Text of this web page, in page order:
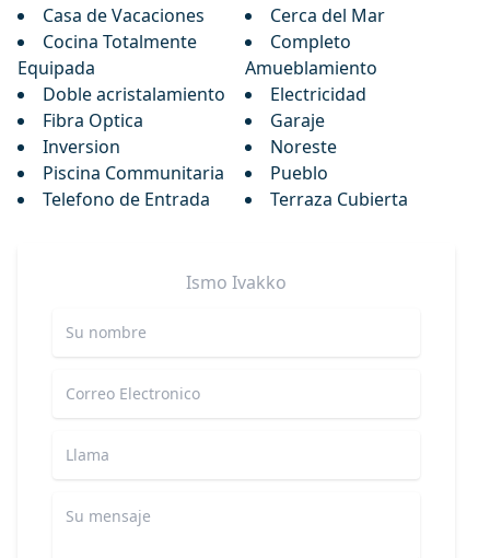
Casa de Vacaciones
Cerca del Mar
Cocina Totalmente
Equipada
Completo
Amueblamiento
Doble acristalamiento
Electricidad
Fibra Optica
Garaje
Inversion
Noreste
Piscina Communitaria
Pueblo
Telefono de Entrada
Terraza Cubierta
Ismo Ivakko